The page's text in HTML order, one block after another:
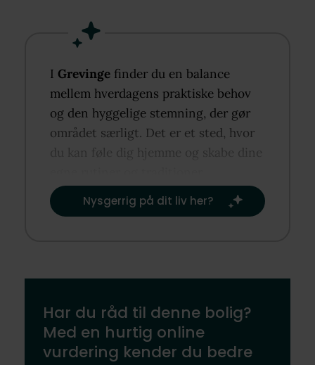
I Grevinge finder du en balance
mellem hverdagens praktiske behov
og den hyggelige stemning, der gør
området særligt. Det er et sted, hvor
du kan føle dig hjemme og skabe dine
Nysgerrig på dit liv her?​
Har du råd til denne bolig?
Med en hurtig online
vurdering kender du bedre